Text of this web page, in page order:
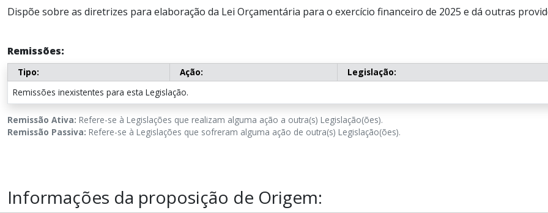
Dispõe sobre as diretrizes para elaboração da Lei Orçamentária para o exercício financeiro de 2025 e dá outras
Remissões:
Tipo: Ação:
Legislação:
Remissões inexistentes para esta Legislação.
Remissão Ativa: Refere-se à Legislações que realizam alguma ação a outra(s) Legislação(ões).
Remissão Passiva: Refere-se à Legislações que sofreram alguma ação de outra(s) Legislação(ões).
Informações da proposição de Origem: